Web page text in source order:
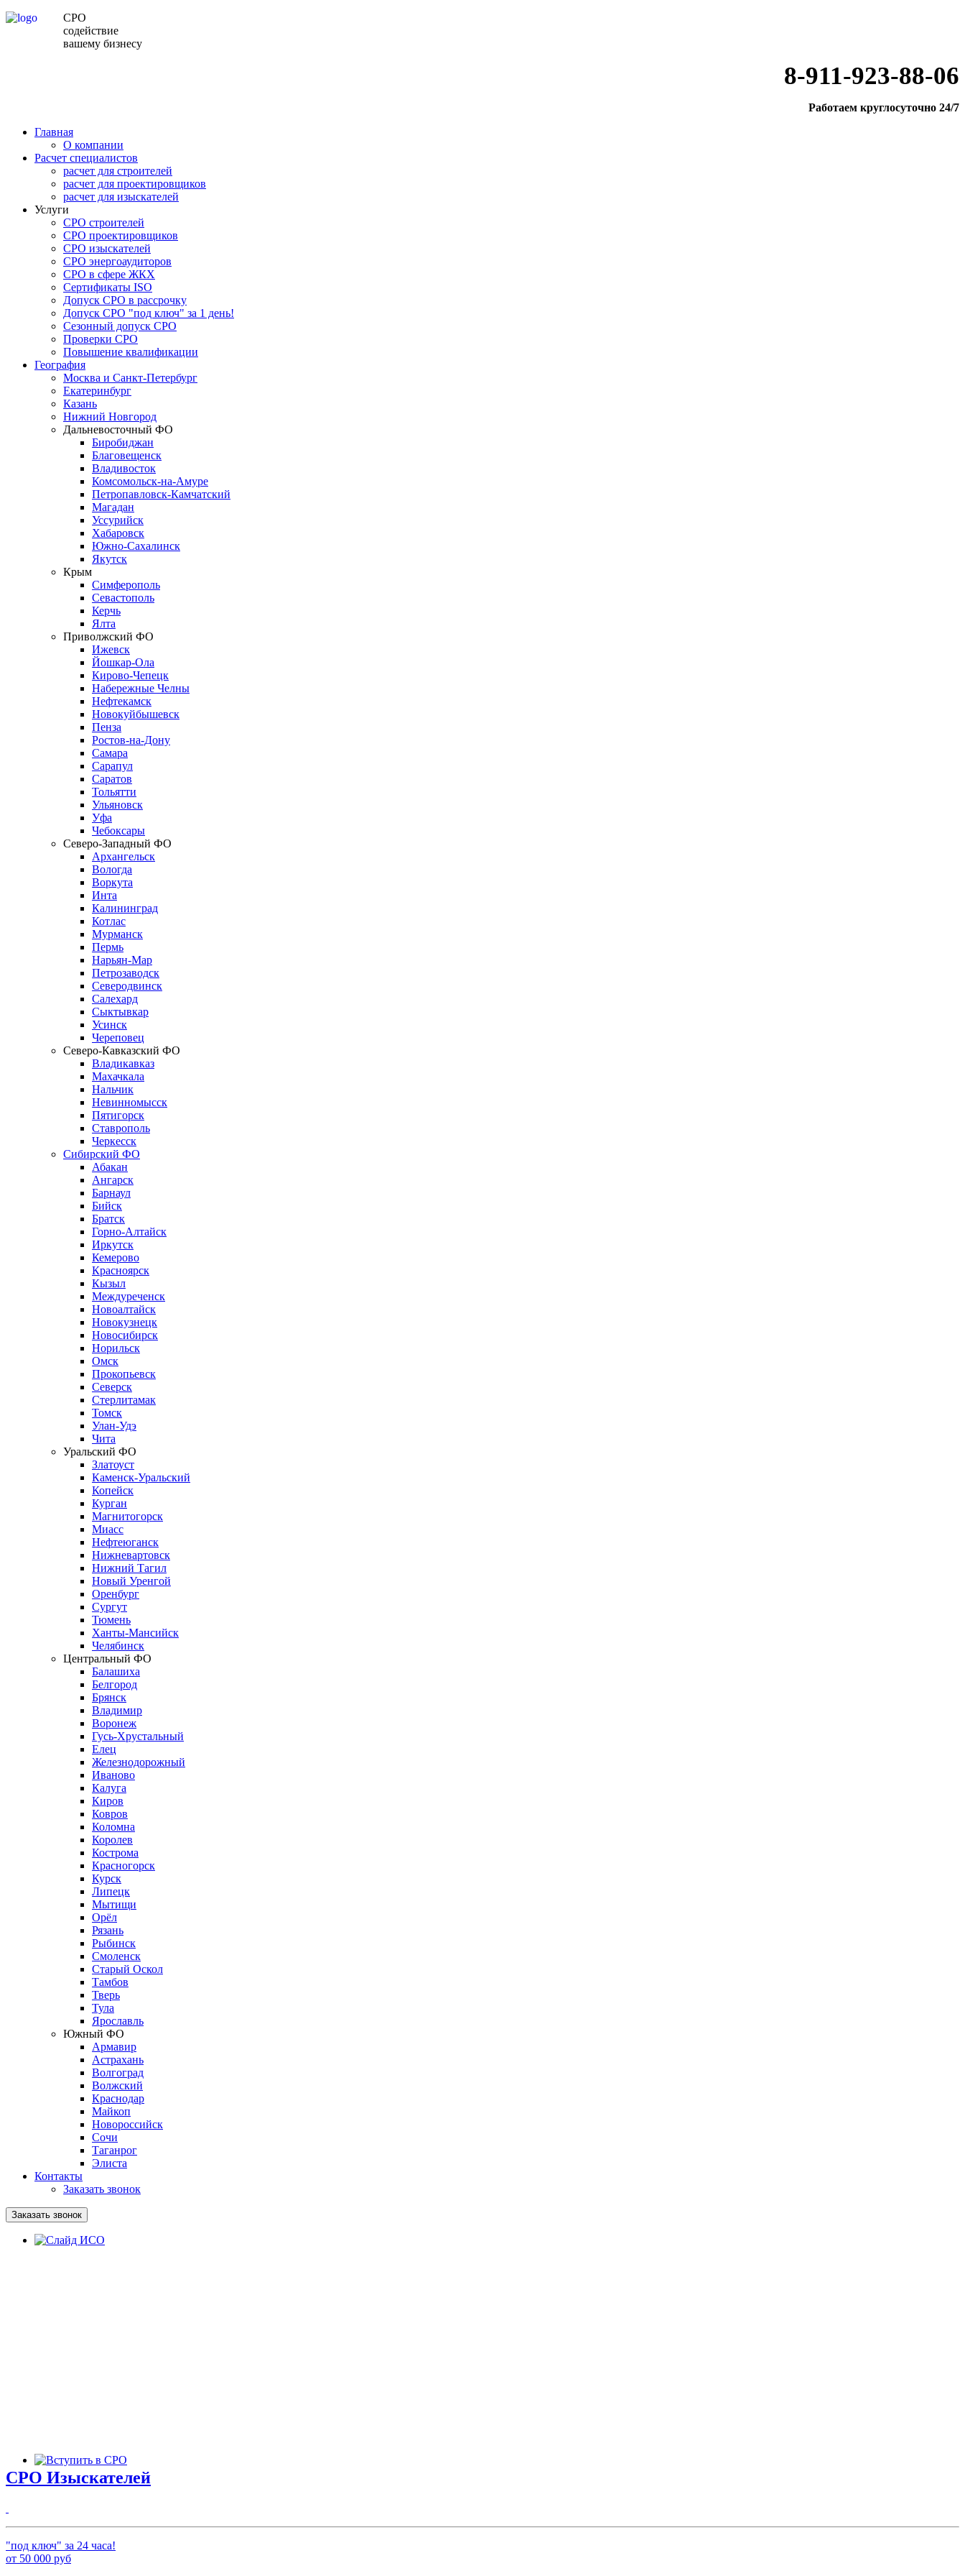
СРО
содействие
вашему бизнесу
8-911-923-88-06
Работаем круглосуточно 24/7
Главная
О компании
Расчет специалистов
расчет для строителей
расчет для проектировщиков
расчет для изыскателей
Услуги
СРО строителей
СРО проектировщиков
СРО изыскателей
СРО энергоаудиторов
СРО в сфере ЖКХ
Сертификаты ISO
Допуск СРО в рассрочку
Допуск СРО "под ключ" за 1 день!
Сезонный допуск СРО
Проверки СРО
Повышение квалификации
География
Москва и Санкт-Петербург
Екатеринбург
Казань
Нижний Новгород
Дальневосточный ФО
Биробиджан
Благовещенск
Владивосток
Комсомольск-на-Амуре
Петропавловск-Камчатский
Магадан
Уссурийск
Хабаровск
Южно-Сахалинск
Якутск
Крым
Симферополь
Севастополь
Керчь
Ялта
Приволжский ФО
Ижевск
Йошкар-Ола
Кирово-Чепецк
Набережные Челны
Нефтекамск
Новокуйбышевск
Пенза
Ростов-на-Дону
Самара
Сарапул
Саратов
Тольятти
Ульяновск
Уфа
Чебоксары
Северо-Западный ФО
Архангельск
Вологда
Воркута
Инта
Калининград
Котлас
Мурманск
Пермь
Нарьян-Мар
Петрозаводск
Северодвинск
Салехард
Сыктывкар
Усинск
Череповец
Северо-Кавказский ФО
Владикавказ
Махачкала
Нальчик
Невинномысск
Пятигорск
Ставрополь
Черкесск
Сибирский ФО
Абакан
Ангарск
Барнаул
Бийск
Братск
Горно-Алтайск
Иркутск
Кемерово
Красноярск
Кызыл
Междуреченск
Новоалтайск
Новокузнецк
Новосибирск
Норильск
Омск
Прокопьевск
Северск
Стерлитамак
Томск
Улан-Удэ
Чита
Уральский ФО
Златоуст
Каменск-Уральский
Копейск
Курган
Магнитогорск
Миасс
Нефтеюганск
Нижневартовск
Нижний Тагил
Новый Уренгой
Оренбург
Сургут
Тюмень
Ханты-Мансийск
Челябинск
Центральный ФО
Балашиха
Белгород
Брянск
Владимир
Воронеж
Гусь-Хрустальный
Елец
Железнодорожный
Иваново
Калуга
Киров
Ковров
Коломна
Королев
Кострома
Красногорск
Курск
Липецк
Мытищи
Орёл
Рязань
Рыбинск
Смоленск
Старый Оскол
Тамбов
Тверь
Тула
Ярославль
Южный ФО
Армавир
Астрахань
Волгоград
Волжский
Краснодар
Майкоп
Новороссийск
Сочи
Таганрог
Элиста
Контакты
Заказать звонок
Заказать звонок
СРО Изыскателей
"под ключ" за 24 часа!
от 50 000 руб